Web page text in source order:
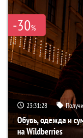
-30%
23:31:27
Обувь, одежда и
на Wildberries